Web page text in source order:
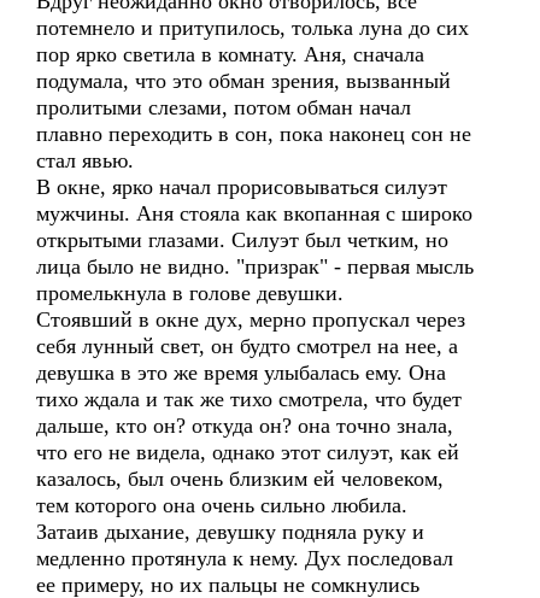
потемнело и притупилось, толька луна до сих
пор ярко светила в комнату. Аня, сначала
подумала, что это обман зрения, вызванный
пролитыми слезами, потом обман начал
плавно переходить в сон, пока наконец сон не
стал явью.
В окне, ярко начал прорисовываться силуэт
мужчины. Аня стояла как вкопанная с широко
открытыми глазами. Силуэт был четким, но
лица было не видно. "призрак" - первая мысль
промелькнула в голове девушки.
Стоявший в окне дух, мерно пропускал через
себя лунный свет, он будто смотрел на нее, а
девушка в это же время улыбалась ему. Она
тихо ждала и так же тихо смотрела, что будет
дальше, кто он? откуда он? она точно знала,
что его не видела, однако этот силуэт, как ей
казалось, был очень близким ей человеком,
тем которого она очень сильно любила.
Затаив дыхание, девушку подняла руку и
медленно протянула к нему. Дух последовал
ее примеру, но их пальцы не сомкнулись